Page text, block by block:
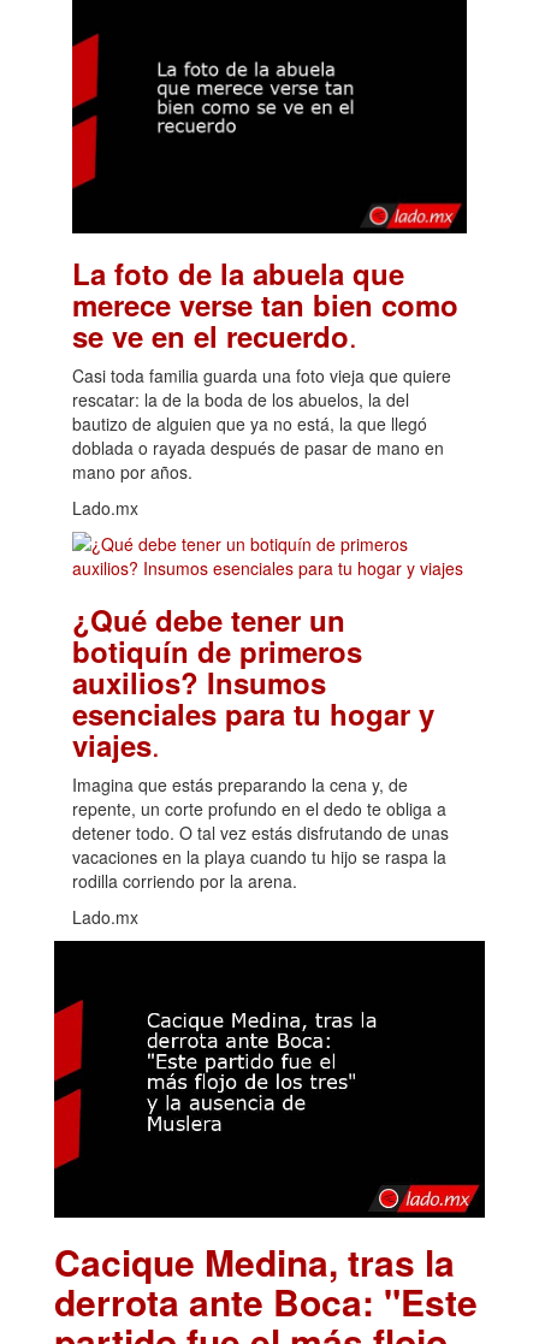
La foto de la abuela que
merece verse tan bien como
se ve en el recuerdo.
Casi toda familia guarda una foto vieja que quiere
rescatar: la de la boda de los abuelos, la del
bautizo de alguien que ya no está, la que llegó
doblada o rayada después de pasar de mano en
mano por años.
Lado.mx
¿Qué debe tener un
botiquín de primeros
auxilios? Insumos
esenciales para tu hogar y
viajes.
Imagina que estás preparando la cena y, de
repente, un corte profundo en el dedo te obliga a
detener todo. O tal vez estás disfrutando de unas
vacaciones en la playa cuando tu hijo se raspa la
rodilla corriendo por la arena.
Lado.mx
Cacique Medina, tras la
derrota ante Boca: "Este